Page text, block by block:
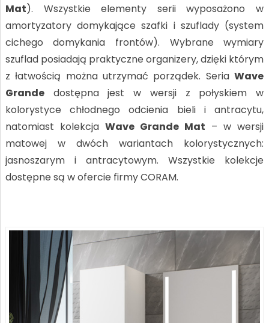
Mat). Wszystkie elementy serii wyposażono w
amortyzatory domykające szafki i szuflady (system
cichego domykania frontów). Wybrane wymiary
szuflad posiadają praktyczne organizery, dzięki którym
z łatwością można utrzymać porządek. SeriaWave
Grandedostępna jest w wersji z połyskiem w
kolorystyce chłodnego odcienia bieli i antracytu,
natomiast kolekcja Wave Grande Mat – w wersji
matowej w dwóch wariantach kolorystycznych:
jasnoszarym i antracytowym. Wszystkie kolekcje
dostępne są w ofercie firmy CORAM.